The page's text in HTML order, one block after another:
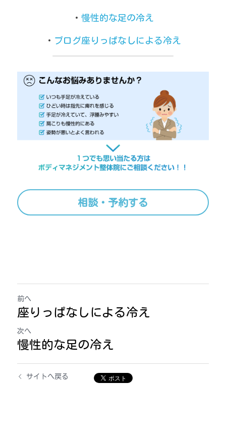
・ 慢性的な足の冷え
・ ブログ座りっぱなしによる冷え
相談・予約する
前へ
座りっぱなしによる冷え
次へ
慢性的な足の冷え
サイトへ戻る